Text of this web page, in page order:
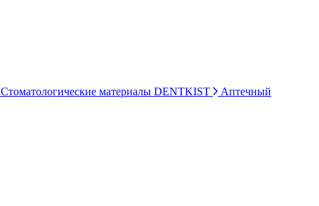
Стоматологические материалы DENTKIST
Аптечный